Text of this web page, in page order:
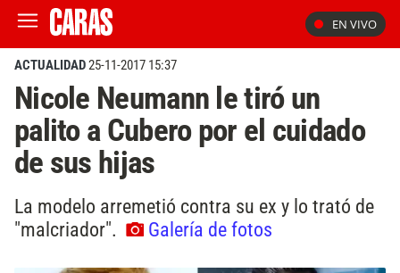
EN VIVO
ACTUALIDAD25-11-2017 15:37
Nicole Neumann le tiró un
palito a Cubero por el cuidado
de sus hijas
La modelo arremetió contra su ex y lo trató de
"malcriador".
Galería de fotos